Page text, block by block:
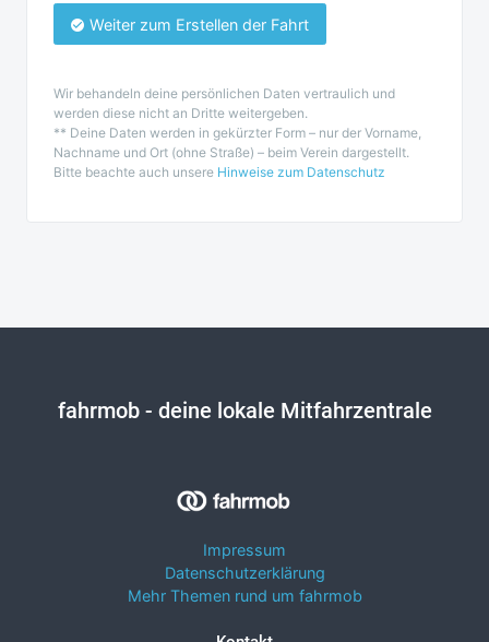
Weiter zum Erstellen der Fahrt
Wir behandeln deine persönlichen Daten vertraulich und
werden diese nicht an Dritte weitergeben.
** Deine Daten werden in gekürzter Form – nur der Vorname,
Nachname und Ort (ohne Straße) – beim Verein dargestellt.
Bitte beachte auch unsere Hinweise zum Datenschutz
fahrmob- deine lokale Mitfahrzentrale
Impressum
Datenschutzerklärung
Mehr Themen rund um fahrmob